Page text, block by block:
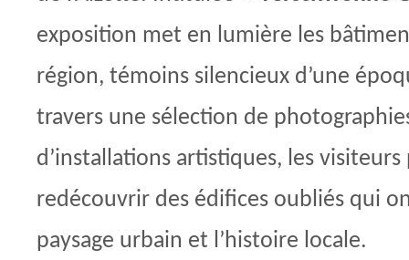
exposition met en lumière les
région, témoins silencieux d’une
travers une sélection de
d’installations artistiques, les
redécouvrir des édifices oubliés qui
paysage urbain et l’histoire locale.